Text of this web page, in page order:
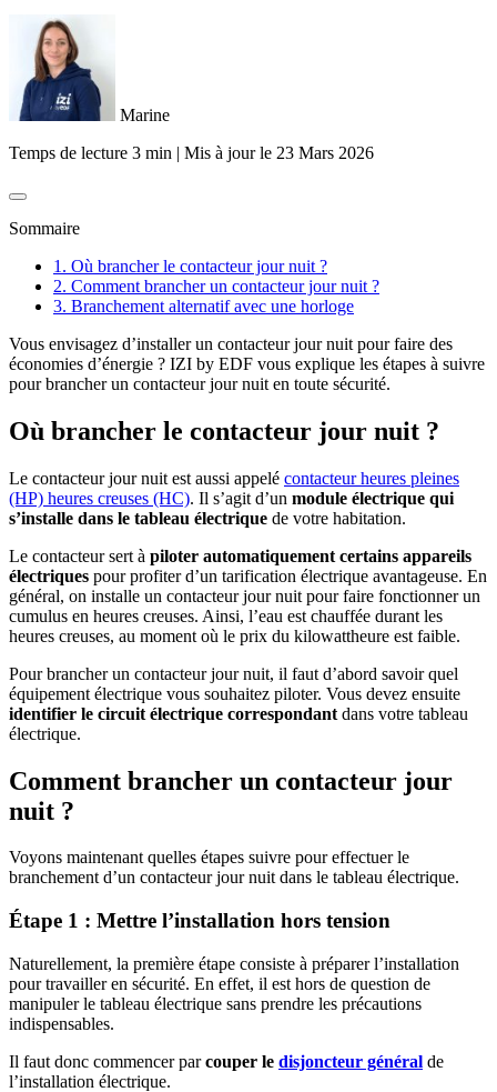
Marine
Temps de lecture 3 min | Mis à jour le 23 Mars 2026
Sommaire
1. Où brancher le contacteur jour nuit ?
2. Comment brancher un contacteur jour nuit ?
3. Branchement alternatif avec une horloge
Vous envisagez d’installer un contacteur jour nuit pour faire des
économies d’énergie ? IZI by EDF vous explique les étapes à suivre
pour brancher un contacteur jour nuit en toute sécurité.
Où brancher le contacteur jour nuit ?
Le contacteur jour nuit est aussi appelé contacteur heures pleines
(HP) heures creuses (HC). Il s’agit d’un module électrique qui
s’installe dans le tableau électrique de votre habitation.
Le contacteur sert à piloter automatiquement certains appareils
électriques pour profiter d’un tarification électrique avantageuse. En
général, on installe un contacteur jour nuit pour faire fonctionner un
cumulus en heures creuses. Ainsi, l’eau est chauffée durant les
heures creuses, au moment où le prix du kilowattheure est faible.
Pour brancher un contacteur jour nuit, il faut d’abord savoir quel
équipement électrique vous souhaitez piloter. Vous devez ensuite
identifier le circuit électrique correspondant dans votre tableau
électrique.
Comment brancher un contacteur jour
nuit ?
Voyons maintenant quelles étapes suivre pour effectuer le
branchement d’un contacteur jour nuit dans le tableau électrique.
Étape 1 : Mettre l’installation hors tension
Naturellement, la première étape consiste à préparer l’installation
pour travailler en sécurité. En effet, il est hors de question de
manipuler le tableau électrique sans prendre les précautions
indispensables.
Il faut donc commencer parcouper le disjoncteur général de
l’installation électrique.